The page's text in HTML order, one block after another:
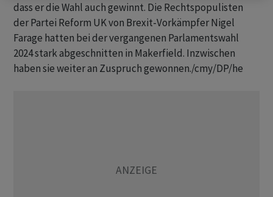
dass er die Wahl auch gewinnt. Die Rechtspopulisten
der Partei Reform UK von Brexit-Vorkämpfer Nigel
Farage hatten bei der vergangenen Parlamentswahl
2024 stark abgeschnitten in Makerfield. Inzwischen
haben sie weiter an Zuspruch gewonnen./cmy/DP/he